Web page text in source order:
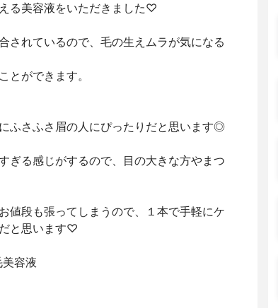
る美容液をいただきました♡
されているので、毛の生えムラが気になる
とができます。
ふさふさ眉の人にぴったりだと思います◎
ぎる感じがするので、目の大きな方やまつ
値段も張ってしまうので、１本で手軽にケ
と思います♡
容液